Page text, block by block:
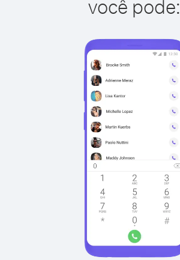
você pode: